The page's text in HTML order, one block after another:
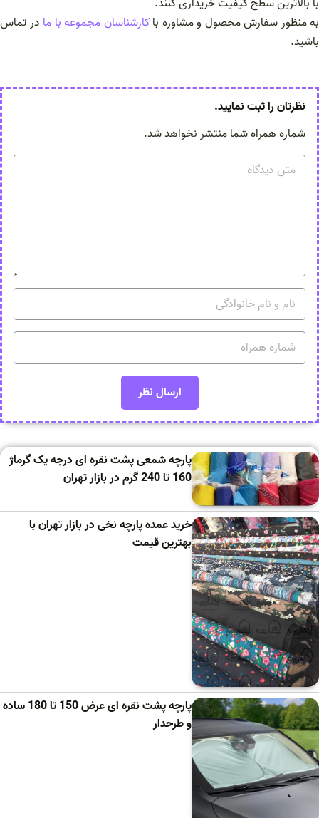
به منظور سفارش محصول و مشاوره باکارشناسان مجموعه با ما در تماس
باشید.
نظرتان را ثبت نمایید.
شماره همراه شما منتشر نخواهد شد.
پارچه شمعی پشت نقره ای درجه یک گرماژ
160 تا 240 گرم در بازار تهران
خرید عمده پارچه نخی در بازار تهران با
بهترین قیمت
پارچه پشت نقره ای عرض 150 تا 180 ساده
و طرحدار